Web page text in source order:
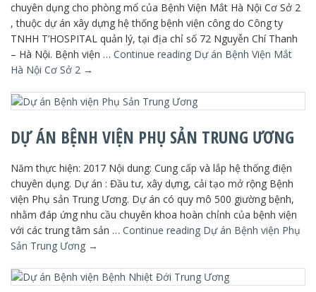
chuyên dụng cho phòng mổ của Bệnh Viện Mắt Hà Nội Cơ Sở 2
, thuộc dự án xây dựng hệ thống bệnh viện công do Công ty
TNHH T’HOSPITAL quản lý, tại địa chỉ số 72 Nguyễn Chí Thanh
– Hà Nội. Bệnh viện … Continue reading Dự án Bệnh Viện Mắt
Hà Nội Cơ Sở 2 →
DỰ ÁN BỆNH VIỆN PHỤ SẢN TRUNG ƯƠNG
Năm thực hiện: 2017 Nội dung: Cung cấp và lắp hệ thống điện
chuyên dụng. Dự án : Đầu tư, xây dựng, cải tạo mở rộng Bệnh
viện Phụ sản Trung Ương. Dự án có quy mô 500 giường bệnh,
nhằm đáp ứng nhu cầu chuyên khoa hoàn chỉnh của bệnh viện
với các trung tâm sản … Continue reading Dự án Bệnh viện Phụ
Sản Trung Ương →